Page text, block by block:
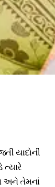
યાદોની
અને તેમનાં